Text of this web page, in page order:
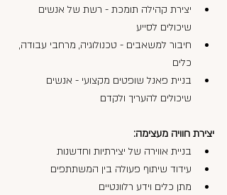
יצירת קהילה תומכת - רשת של אנשים
שיכולים לסייע
חיבור למשאבים - טכנולוגיה, מרחבי עבודה,
כלים
בניית פאנל שופטים מקצועי - אנשים
שיכולים להעריך ולקדם
יצירת חוויה מעצימה:
בניית אווירה של יצירתיות וחדשנות
עידוד שיתוף פעולה בין המשתתפים
מתן כלים וידע רלוונטיים